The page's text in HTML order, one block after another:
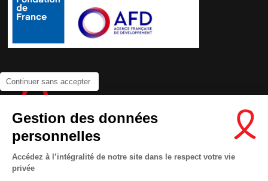
Continuer sans accepter
Gestion des données
personnelles
Accédez à l’intégralité de notre site dans le respect votre vie
privée
Contactez-nous